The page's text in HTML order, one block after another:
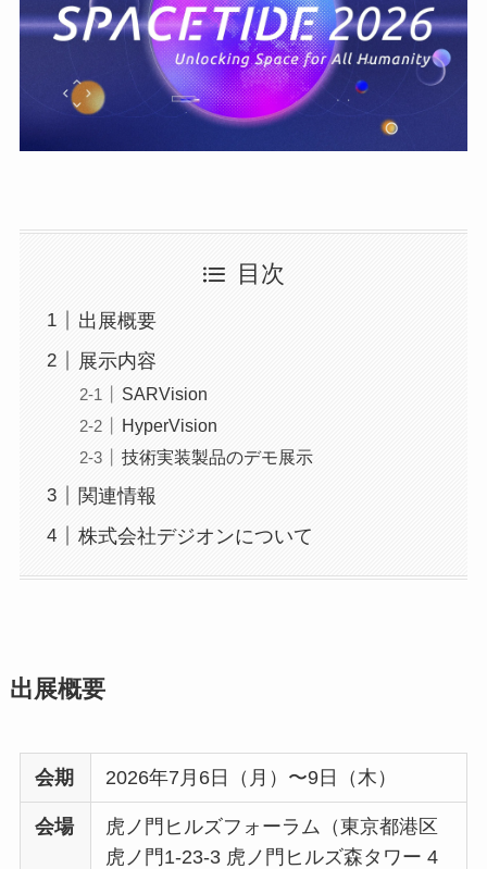
目次
出展概要
展示内容
SARVision
HyperVision
技術実装製品のデモ展示
関連情報
株式会社デジオンについて
出展概要
会期 2026年7月6日（月）〜9日（木）
会場
虎ノ門ヒルズフォーラム（東京都港区
虎ノ門1-23-3 虎ノ門ヒルズ森タワー 4